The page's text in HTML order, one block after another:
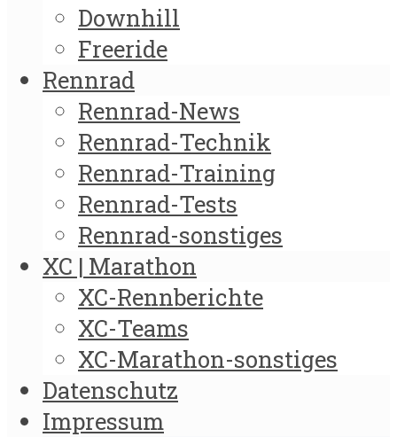
Downhill
Freeride
Rennrad
Rennrad-News
Rennrad-Technik
Rennrad-Training
Rennrad-Tests
Rennrad-sonstiges
XC | Marathon
XC-Rennberichte
XC-Teams
XC-Marathon-sonstiges
Datenschutz
Impressum